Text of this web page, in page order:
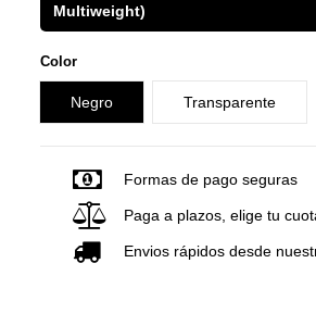
Multiweight)
Color
Negro Transparente
Formas de pago seguras
Paga a plazos, elige tu
Envios rápidos desde